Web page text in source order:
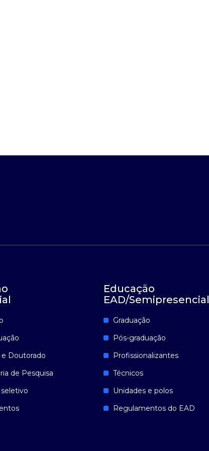
Doutorado
de Pesquisa
Educação
EAD/Semipresencial
Graduação
Pós-graduação
Profissionalizantes
Técnicos
Unidades e polos
Regulamentos do EAD